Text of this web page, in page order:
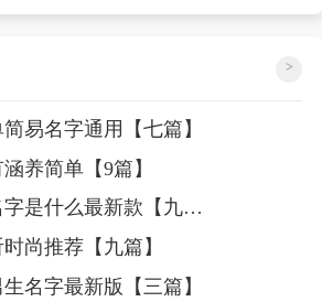
>
易名字通用【七篇】
养简单【9篇】
什么最新款【九篇】
尚推荐【九篇】
名字最新版【三篇】